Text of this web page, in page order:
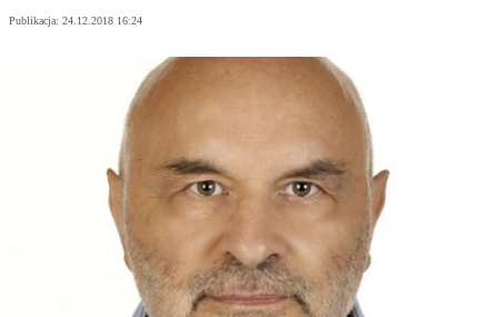
Publikacja: 24.12.2018 16:24